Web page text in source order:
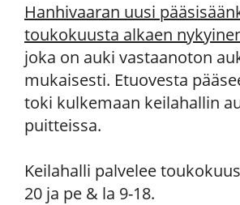
Hanhivaaran uusi
toukokuusta alkaen
joka on auki vastaanoton
mukaisesti. Etuovesta
toki kulkemaan keilahallin
puitteissa.
Keilahalli palvelee
20 ja pe & la 9-18.